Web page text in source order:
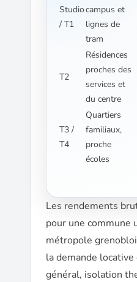
Studio
/ T1
campus et
lignes de
tram
T2
Résidences
proches des
services et
du centre
T3 /
T4
Quartiers
familiaux,
proche
écoles
Les rendements
pour une commune
métropole
la demande
général, isolation